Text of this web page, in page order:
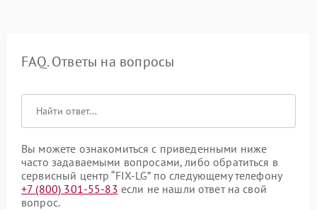
FAQ. Ответы на вопросы
Вы можете ознакомиться с приведенными ниже
часто задаваемыми вопросами, либо обратиться в
сервисный центр “FIX-LG” по следующему телефону
+7 (800) 301-55-83 если не нашли ответ на свой
вопрос.